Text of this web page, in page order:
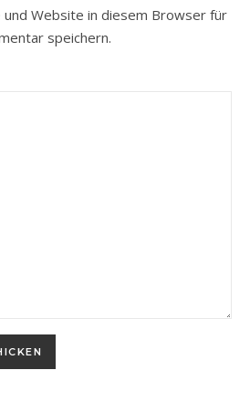
und Website in diesem Browser für
speichern.